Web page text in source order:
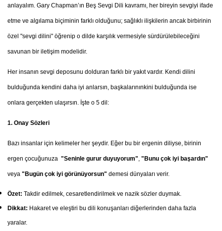
anlayalım. Gary Chapman’ın Beş Sevgi Dili kavramı, her bireyin sevgiyi ifade
etme ve algılama biçiminin farklı olduğunu; sağlıklı ilişkilerin ancak birbirinin
özel "sevgi dilini" öğrenip o dilde karşılık vermesiyle sürdürülebileceğini
savunan bir iletişim modelidir.
Her insanın sevgi deposunu dolduran farklı bir yakıt vardır. Kendi dilini
bulduğunda kendini daha iyi anlarsın, başkalarınınkini bulduğunda ise
onlara gerçekten ulaşırsın. İşte o 5 dil:
1. Onay Sözleri
Bazı insanlar için kelimeler her şeydir. Eğer bu bir ergenin diliyse, birinin
ergen çocuğunuza "Seninle gurur duyuyorum", "Bunu çok iyi başardın"
veya "Bugün çok iyi görünüyorsun" demesi dünyaları verir.
Özet: Takdir edilmek, cesaretlendirilmek ve nazik sözler duymak.
Dikkat: Hakaret ve eleştiri bu dili konuşanları diğerlerinden daha fazla
yaralar.